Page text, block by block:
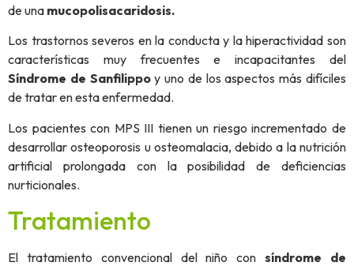
de una mucopolisacaridosis.
Los trastornos severos en la conducta y la hiperactividad son
características muy frecuentes e incapacitantes del
Síndrome de Sanfilippoy uno de los aspectos más difíciles
de tratar en esta enfermedad.
Los pacientes con MPS III tienen un riesgo incrementado de
desarrollar osteoporosis u osteomalacia, debido a la nutrición
artificial prolongada con la posibilidad de deficiencias
nurticionales.
Tratamiento
El tratamiento convencional del niño consíndrome de